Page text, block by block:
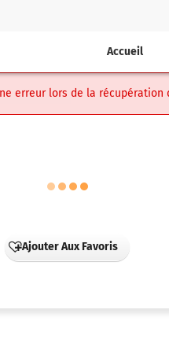
Accueil
erreur lors de la
Ajouter Aux Favoris